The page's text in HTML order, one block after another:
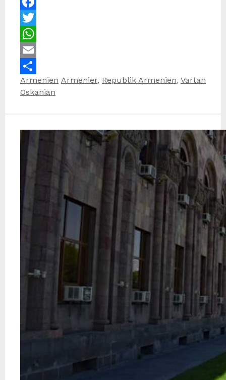
Facebook
Twitter
WhatsApp
Email
Teilen
Kategorien
Armenien Schlagwörter
Armenier, Republik Armenien, Vartan
Oskanian